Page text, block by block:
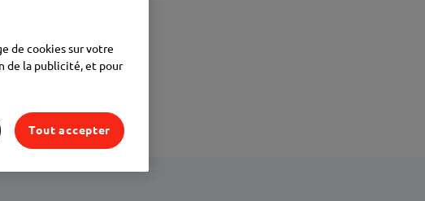
de cookies sur votre
de la publicité, et pour
Tout accepter